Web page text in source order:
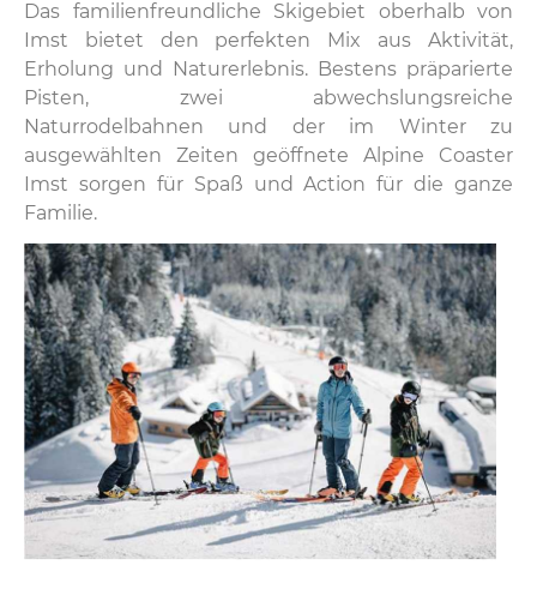
Das familienfreundliche Skigebiet oberhalb von
Imst bietet den perfekten Mix aus Aktivität,
Erholung und Naturerlebnis. Bestens präparierte
Pisten, zwei abwechslungsreiche
Naturrodelbahnen und der im Winter zu
ausgewählten Zeiten geöffnete Alpine Coaster
Imst sorgen für Spaß und Action für die ganze
Familie.